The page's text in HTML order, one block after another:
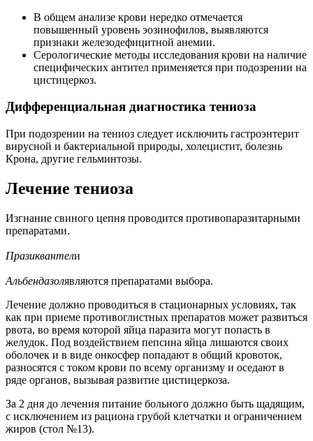
В общем анализе крови нередко отмечается
повышенный уровень эозинофилов, выявляются
признаки железодефицитной анемии.
Серологические методы исследования крови на наличие
специфических антител применяется при подозрении на
цистицеркоз.
Дифференциальная диагностика тениоза
При подозрении на тениоз следует исключить гастроэнтерит
вирусной и бактериальной природы, холецистит, болезнь
Крона, другие гельминтозы.
Лечение тениоза
Изгнание свиного цепня проводится противопаразитарными
препаратами.
Празиквантели
Альбендазолявляются препаратами выбора.
Лечение должно проводиться в стационарных условиях, так
как при приеме противоглистных препаратов может развиться
рвота, во время которой яйца паразита могут попасть в
желудок. Под воздействием пепсина яйца лишаются своих
оболочек и в виде онкосфер попадают в общий кровоток,
разносятся с током крови по всему организму и оседают в
ряде органов, вызывая развитие цистицеркоза.
За 2 дня до лечения питание больного должно быть щадящим,
с исключением из рациона грубой клетчатки и ограничением
жиров (стол №13).